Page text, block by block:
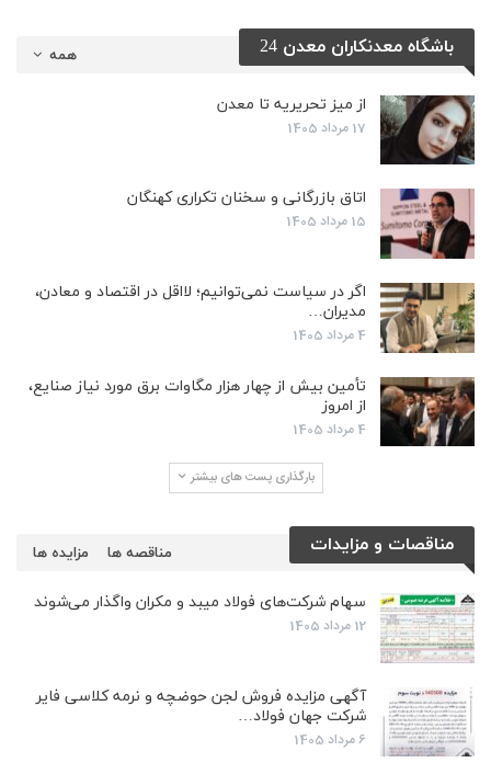
همه باشگاه معدنکاران معدن 24
از میز تحریریه تا معدن
17 مرداد 1405
اتاق بازرگانی و سخنان تکراری کهنگان
15 مرداد 1405
اگر در سیاست نمی‌توانیم؛ لااقل در اقتصاد و معادن،
مدیران…
4 مرداد 1405
تأمین بیش از چهار هزار مگاوات برق مورد نیاز صنایع،
از امروز
4 مرداد 1405
بارگذاری پست های بیشتر
مناقصات و مزایدات مزایده ها مناقصه ها
سهام شرکت‌های فولاد میبد و مکران واگذار می‌شوند
12 مرداد 1405
آگهی مزایده فروش لجن حوضچه و نرمه کلاسی فایر
شرکت جهان فولاد…
6 مرداد 1405